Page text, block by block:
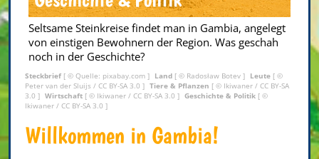
Seltsame Steinkreise findet man in Gambia, angelegt
von einstigen Bewohnern der Region. Was geschah
noch in der Geschichte?
Steckbrief [ © Quelle: pixabay.com ] Land [ © Radosław Botev ] Leute [ ©
Peter van der Sluijs / CC BY-SA 3.0 ] Tiere & Pflanzen [ © Ikiwaner / CC BY-SA
3.0 ] Wirtschaft [ © Ikiwaner / CC BY-SA 3.0 ] Geschichte & Politik [ ©
Ikiwaner / CC BY-SA 3.0 ]
Willkommen in Gambia!